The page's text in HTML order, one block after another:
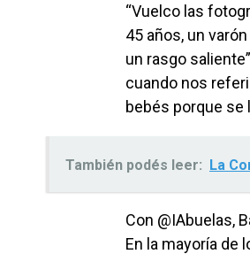
“Vuelco las
45 años, un
un rasgo
cuando nos
bebés porque se
También podés leer: La
Con @IAbuelas,
En la mayoría de